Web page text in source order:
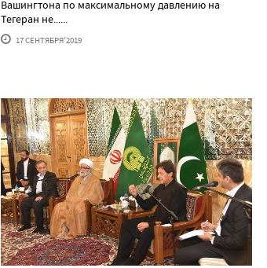
Вашингтона по максимальному давлению на
Тегеран не......
17 СЕНТЯБРЯ'2019